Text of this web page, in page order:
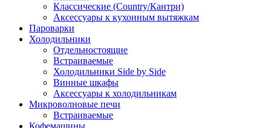
Классические (Country/Кантри)
Аксессуары к кухонным вытяжкам
Пароварки
Холодильники
Отдельностоящие
Встраиваемые
Холодильники Side by Side
Винные шкафы
Аксессуары к холодильникам
Микроволновые печи
Встраиваемые
Кофемашины